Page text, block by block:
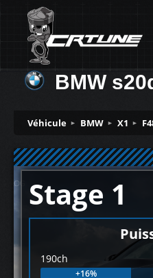
BMW
Véhicule BMW X1
Stage 1
190ch
+16%